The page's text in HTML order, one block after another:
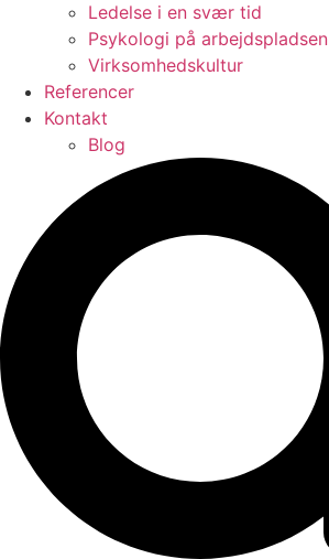
Ledelse i en svær tid
Psykologi på arbejdspladsen
Virksomhedskultur
Referencer
Kontakt
Blog